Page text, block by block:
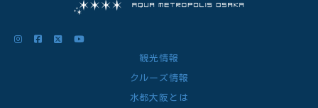
観光情報
クルーズ情報
水都大阪とは